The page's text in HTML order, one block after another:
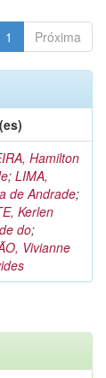
1 Próxima
Hamilton
; LIMA,
de Andrade;
Kerlen
do;
Vivianne